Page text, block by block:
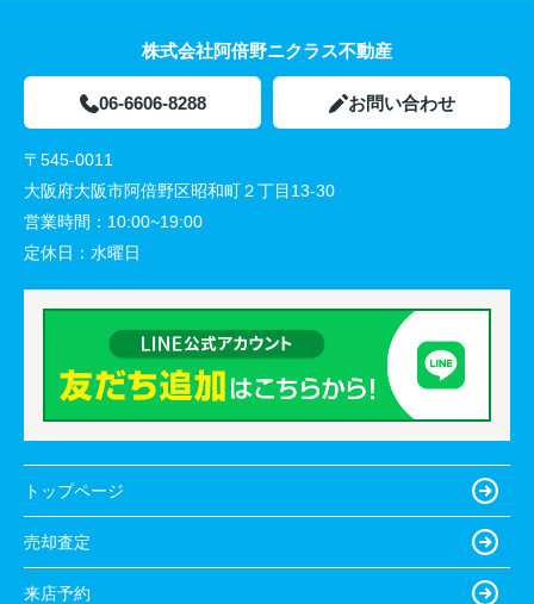
株式会社阿倍野ニクラス不動産
06-6606-8288 お問い合わせ
〒545-0011
大阪府大阪市阿倍野区昭和町２丁目13-30
営業時間： 10:00~19:00
定休日： 水曜日
トップページ
売却査定
来店予約